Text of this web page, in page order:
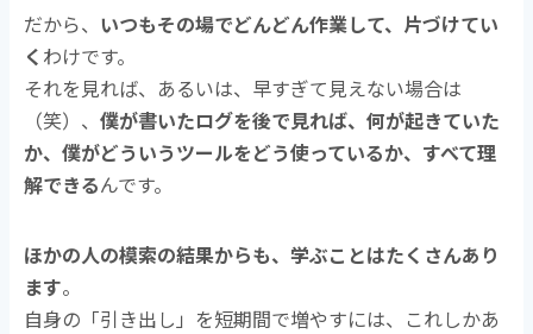
だから、 いつもその場でどんどん作業して、片づけてい
く わけです。
それを見れば、あるいは、早すぎて見えない場合は
（笑）、僕が書いたログを後で見れば、何が起きていた
か、僕がどういうツールをどう使っているか、すべて理
解できるんです。
ほかの人の模索の結果からも、学ぶことはたくさんあり
ます。
自身の「引き出し」を短期間で増やすには、これしかあ